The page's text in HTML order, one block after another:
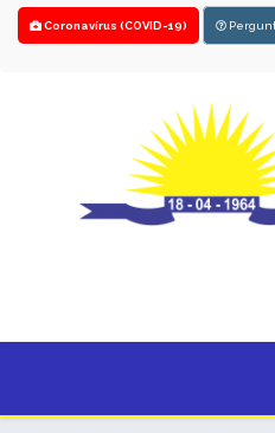
Coronavírus (COVID-19)